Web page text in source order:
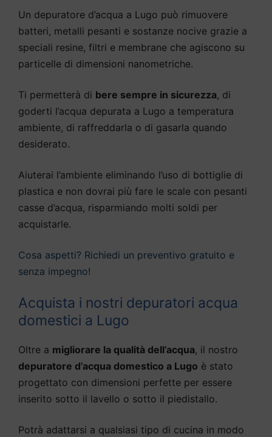
Un depuratore d’acqua a Lugo può rimuovere
batteri, metalli pesanti e sostanze nocive grazie a
speciali resine, filtri e membrane che agiscono su
particelle di dimensioni nanometriche.
Ti permetterà di bere sempre in sicurezza, di
goderti l’acqua depurata a Lugo a temperatura
ambiente, di raffreddarla o di gasarla quando
desiderato.
Aiuterai l’ambiente eliminando l’uso di bottiglie di
plastica e non dovrai più fare le scale con pesanti
casse d’acqua, risparmiando molti soldi per
acquistarle.
Cosa aspetti? Richiedi un preventivo gratuito e
senza impegno!
Acquista i nostri depuratori acqua
domestici a Lugo
Oltre a migliorare la qualità dell’acqua, il nostro
depuratore d’acqua domestico a Lugo è stato
progettato con dimensioni perfette per essere
inserito sotto il lavello o sotto il piedistallo.
Potrà adattarsi a qualsiasi tipo di cucina in modo